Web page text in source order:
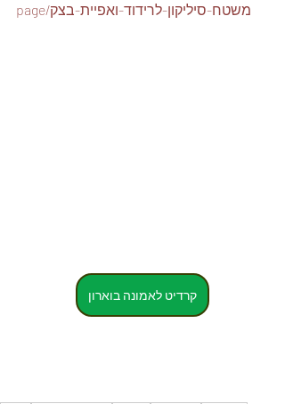
page/משטח-סיליקון-לרידוד-ואפיית-בצק
קרדיט לאמונה בוארון